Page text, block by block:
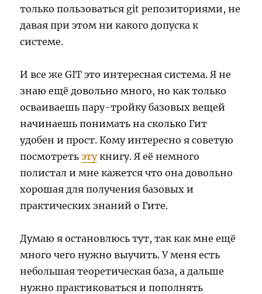
только пользоваться git репозиториями, не
давая при этом ни какого допуска к
системе.
И все же GIT это интересная система. Я не
знаю ещё довольно много, но как только
осваиваешь пару-тройку базовых вещей
начинаешь понимать на сколько Гит
удобен и прост. Кому интересно я советую
посмотретьэтукнигу. Я её немного
полистал и мне кажется что она довольно
хорошая для получения базовых и
практических знаний о Гите.
Думаю я остановлюсь тут, так как мне ещё
много чего нужно выучить. У меня есть
небольшая теоретическая база, а дальше
нужно практиковаться и пополнять